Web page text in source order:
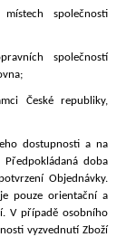
společnosti
společností
Českérepubliky,
dostupnosti a na
doba
Objednávky.
pouze orientační a
V případě osobního
vyzvednutí Zboží